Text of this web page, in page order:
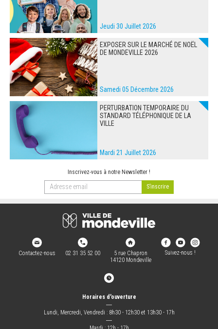
Jeudi 30 Juillet 2026
EXPOSER SUR LE MARCHÉ DE NOËL
DE MONDEVILLE 2026
Samedi 05 Décembre 2026
PERTURBATION TEMPORAIRE DU
STANDARD TÉLÉPHONIQUE DE LA
VILLE
Mardi 21 Juillet 2026
Inscrivez-vous à notre Newsletter !
Contactez-nous 02 31 35 52 00
5 rue Chapron
14120 Mondeville
Suivez-nous !
Horaires d'ouverture
―
Lundi, Mercredi, Vendredi : 8h30 - 12h30 et 13h30 - 17h
―